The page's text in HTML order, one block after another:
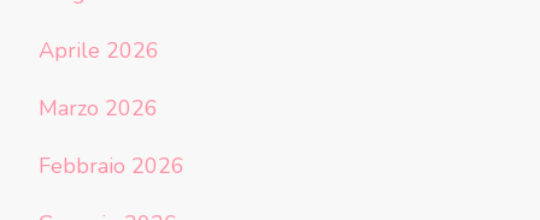
Aprile 2026
Marzo 2026
Febbraio 2026